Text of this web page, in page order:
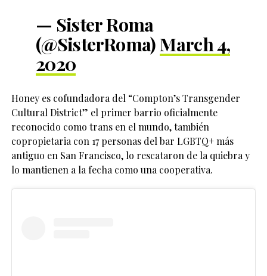
— Sister Roma
(@SisterRoma)March 4,
2020
Honey es cofundadora del “Compton’s Transgender
Cultural District” el primer barrio oficialmente
reconocido como trans en el mundo, también
copropietaria con 17 personas del bar LGBTQ+ más
antiguo en San Francisco, lo rescataron de la quiebra y
lo mantienen a la fecha como una cooperativa.